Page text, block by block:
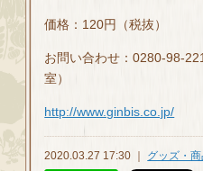
価格：120円（税抜）
お問い合わせ：0280-98-
室）
http://www.ginbis.co.jp/
2020.03.27 17:30 ｜ グッズ・